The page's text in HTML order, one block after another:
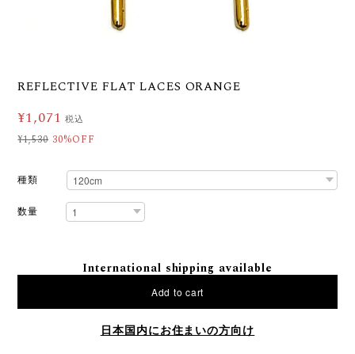
REFLECTIVE FLAT LACES ORANGE
¥1,071 税込
¥1,530 30%OFF
種類
数量
International shipping available
Add to cart
日本国内にお住まいの方向け